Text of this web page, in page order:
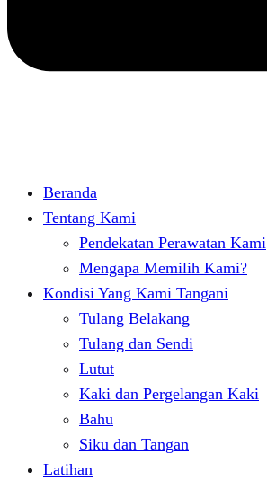
Beranda
Tentang Kami
Pendekatan Perawatan Kami
Mengapa Memilih Kami?
Kondisi Yang Kami Tangani
Tulang Belakang
Tulang dan Sendi
Lutut
Kaki dan Pergelangan Kaki
Bahu
Siku dan Tangan
Latihan